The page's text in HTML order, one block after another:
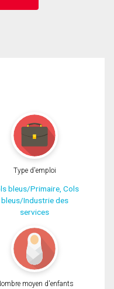
Type d'emploi
bleus/Primaire, Cols
bleus/Industrie des
services
moyen d'enfants